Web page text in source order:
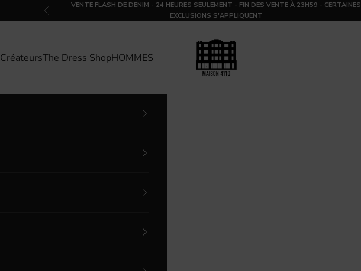
Précédent
VENTE FLASH DE DENIM - 24 HEURES SEULEMENT - FIN DES VENTE À 23H59 - CERTAINES
EXCLUSIONS S'APPLIQUENT
MAISON 4110
CréateursThe Dress ShopHOMMES